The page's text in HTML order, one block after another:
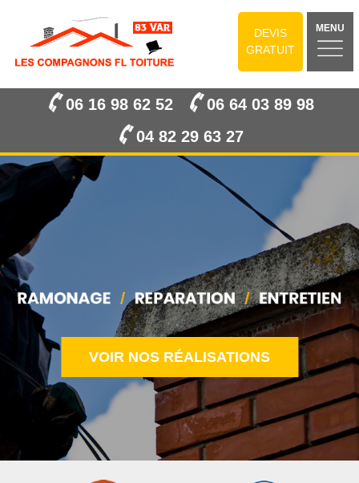
DEVIS
GRATUIT
MENU
06 16 98 62 52
06 64 03 89 98
04 82 29 63 27
VOIR NOS RÉALISATIONS